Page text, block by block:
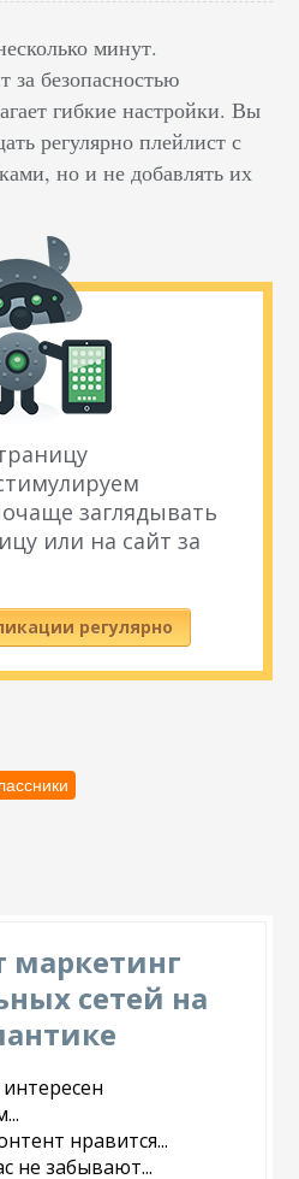
минут.
за безопасностью
гибкие настройки. Вы
регулярно плейлист с
но и не добавлять их
заглядывать
или на сайт за
регулярно
маркетинг
сетей на
нравится...
не забывают...